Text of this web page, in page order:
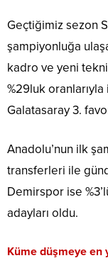
Geçtiğimiz sezon
şampiyonluğa
kadro ve yeni
%29luk oranlarıyla
Galatasaray 3.
Anadolu’nun ilk
transferleri ile
Demirspor ise
adayları oldu.
Küme düşmeye en